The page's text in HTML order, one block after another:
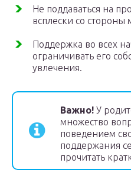
Не поддаваться на
всплески со стороны
Поддержка во всех
ограничивать его
увлечения.
Важно! У
множество
поведением
поддержания
прочитать